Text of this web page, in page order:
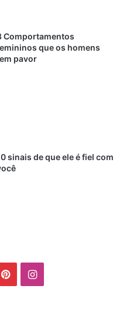
Comportamentos
que os homens
pavor
sinais de que ele é fiel com
PinterestInstagram